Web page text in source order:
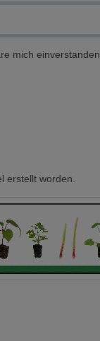
mich einverstanden.
erstellt worden.